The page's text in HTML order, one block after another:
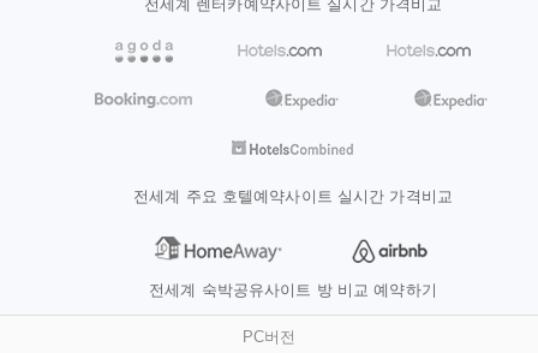
전세계 렌터카예약사이트 실시간 가격비교
전세계 주요 호텔예약사이트 실시간 가격비교
전세계 숙박공유사이트 방 비교 예약하기
PC버전